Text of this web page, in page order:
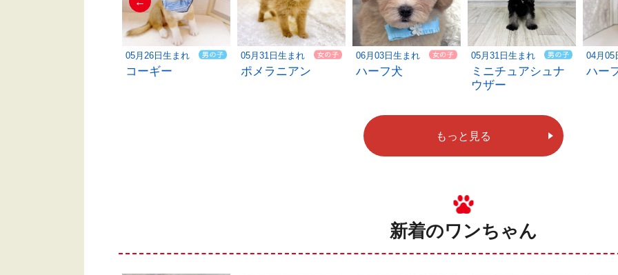
05月26日生まれ
コーギー
05月31日生まれ
ポメラニアン
06月03日生まれ
ハーフ犬
05月31日生まれ
ミニチュアシュナ
ウザー
04月05
ハー
もっと見る
新着のワンちゃん